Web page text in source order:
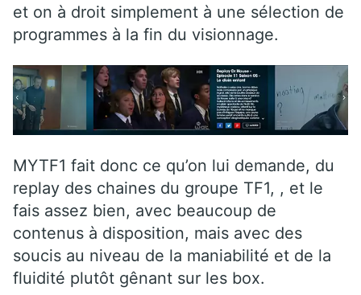
et on à droit simplement à une sélection de
programmes à la fin du visionnage.
MYTF1 fait donc ce qu’on lui demande, du
replay des chaines du groupe TF1, , et le
fais assez bien, avec beaucoup de
contenus à disposition, mais avec des
soucis au niveau de la maniabilité et de la
fluidité plutôt gênant sur les box.